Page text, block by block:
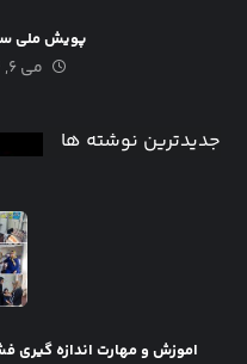
پویش ملی
می ۶, ۲۰۲۴
جدیدترین نوشته ها
اموزش و مهارت اندازه گیری